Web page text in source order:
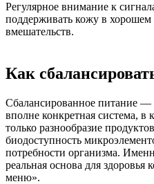
Регулярное внимание к
поддерживать кожу в хорошем
вмешательств.
Как
Сбалансированное питание —
вполне конкретная система, в
только разнообразие
биодоступность
потребности организма.
реальная основа для
меню».